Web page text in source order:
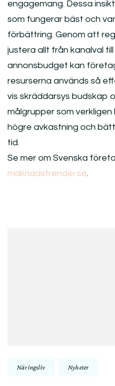
engagemang. Dessa
som fungerar bäst och
förbättring. Genom att
justera allt från kanalval till
annonsbudget kan
resurserna används så
vis skräddarsys budskap
målgrupper som
högre avkastning och
tid.
Se mer om Svenska
maknadstrender.se.
Näringsliv Nyheter